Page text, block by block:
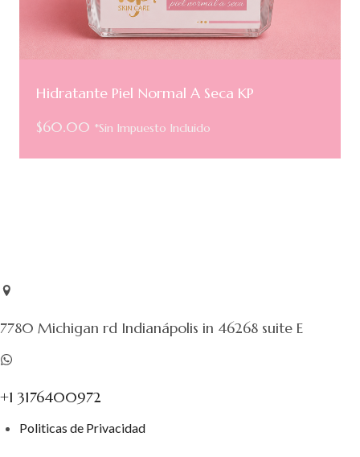
Hidratante Piel Normal A Seca KP
$60.00 *Sin Impuesto Incluido
7780 Michigan rd Indianápolis in 46268 suite E
+1 3176400972
Politicas de Privacidad